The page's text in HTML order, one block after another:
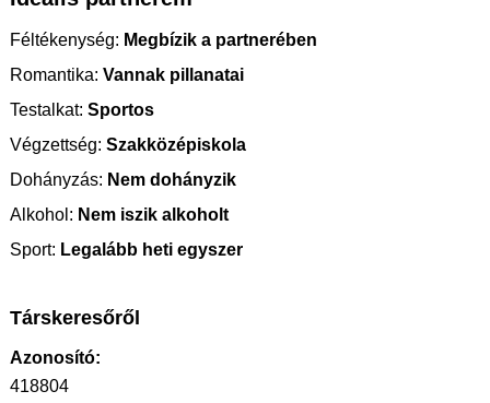
Féltékenység: Megbízik a partnerében
Romantika: Vannak pillanatai
Testalkat: Sportos
Végzettség: Szakközépiskola
Dohányzás: Nem dohányzik
Alkohol: Nem iszik alkoholt
Sport: Legalább heti egyszer
Társkeresőről
Azonosító:
418804